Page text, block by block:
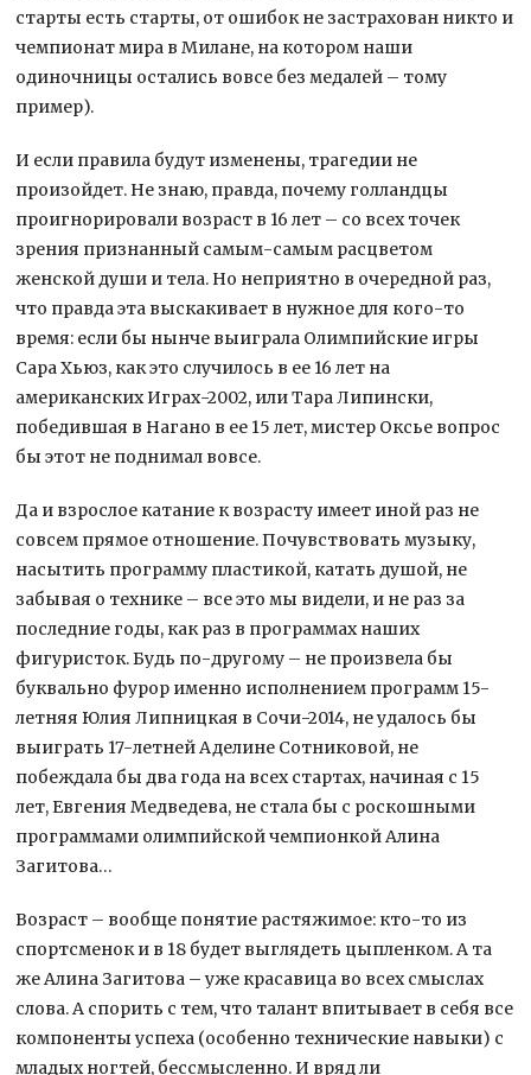
старты есть старты, от ошибок не застрахован никто и
чемпионат мира в Милане, на котором наши
одиночницы остались вовсе без медалей – тому
пример).
И если правила будут изменены, трагедии не
произойдет. Не знаю, правда, почему голландцы
проигнорировали возраст в 16 лет – со всех точек
зрения признанный самым-самым расцветом
женской души и тела. Но неприятно в очередной раз,
что правда эта выскакивает в нужное для кого-то
время: если бы нынче выиграла Олимпийские игры
Сара Хьюз, как это случилось в ее 16 лет на
американских Играх-2002, или Тара Липински,
победившая в Нагано в ее 15 лет, мистер Оксье вопрос
бы этот не поднимал вовсе.
Да и взрослое катание к возрасту имеет иной раз не
совсем прямое отношение. Почувствовать музыку,
насытить программу пластикой, катать душой, не
забывая о технике – все это мы видели, и не раз за
последние годы, как раз в программах наших
фигуристок. Будь по-другому – не произвела бы
буквально фурор именно исполнением программ 15-
летняя Юлия Липницкая в Сочи-2014, не удалось бы
выиграть 17-летней Аделине Сотниковой, не
побеждала бы два года на всех стартах, начиная с 15
лет, Евгения Медведева, не стала бы с роскошными
программами олимпийской чемпионкой Алина
Загитова…
Возраст – вообще понятие растяжимое: кто-то из
спортсменок и в 18 будет выглядеть цыпленком. А та
же Алина Загитова – уже красавица во всех смыслах
слова. А спорить с тем, что талант впитывает в себя все
компоненты успеха (особенно технические навыки) с
младых ногтей, бессмысленно. И вряд ли